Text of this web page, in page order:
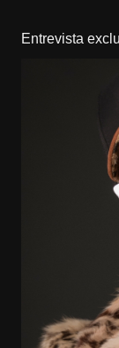
Entrevista